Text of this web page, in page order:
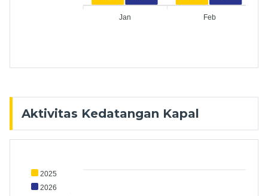
Jan Feb
Aktivitas Kedatangan Kapal
2025
2026